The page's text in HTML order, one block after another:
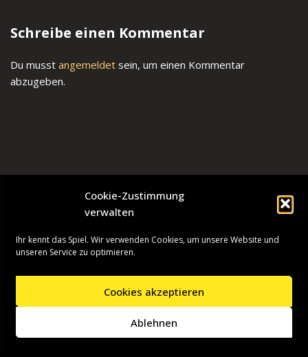
Cookie-Zustimmung
verwalten
Ihr kennt das Spiel. Wir verwenden Cookies, um unsere Website und
unseren Service zu optimieren.
Cookies akzeptieren
Ablehnen
Schreibe einen Kommentar
Du musst angemeldet sein, um einen Kommentar
abzugeben.
| Präsentiert vonWordPress
Presseinformationen